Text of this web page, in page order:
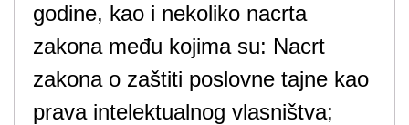
godine, kao i nekoliko nacrta
zakona među kojima su: Nacrt
zakona o zaštiti poslovne tajne kao
prava intelektualnog vlasništva;